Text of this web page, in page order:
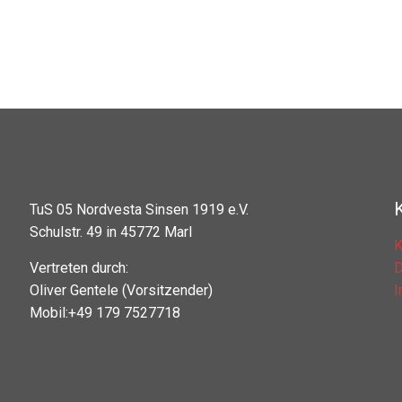
TuS 05 Nordvesta Sinsen 1919 e.V.
Schulstr. 49 in 45772 Marl
Vertreten durch:
Oliver Gentele (Vorsitzender)
Mobil:+49 179 7527718